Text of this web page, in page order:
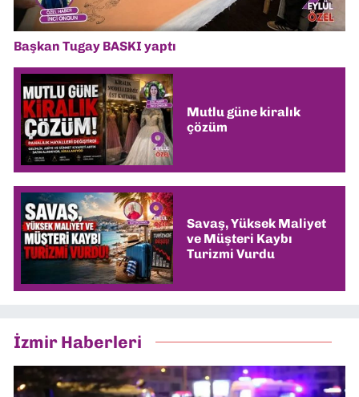
Başkan Tugay BASKI yaptı
Mutlu güne kiralık
çözüm
Savaş, Yüksek Maliyet
ve Müşteri Kaybı
Turizmi Vurdu
İzmir Haberleri